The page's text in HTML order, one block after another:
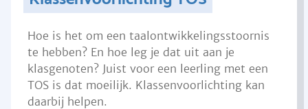
Hoe is het om een taalontwikkelingsstoornis
te hebben? En hoe leg je dat uit aan je
klasgenoten? Juist voor een leerling met een
TOS is dat moeilijk. Klassenvoorlichting kan
daarbij helpen.